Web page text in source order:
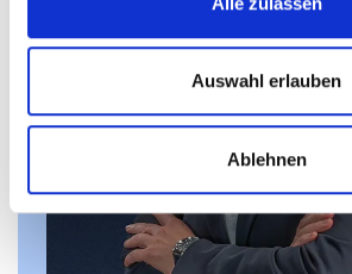
Auswahl erlauben
Ablehnen